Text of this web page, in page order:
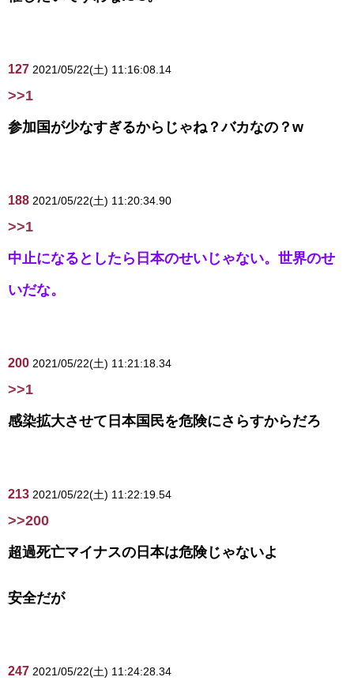
127 2021/05/22(土) 11:16:08.14
>>1
参加国が少なすぎるからじゃね？バカなの？w
188 2021/05/22(土) 11:20:34.90
>>1
中止になるとしたら日本のせいじゃない。世界のせ
いだな。
200 2021/05/22(土) 11:21:18.34
>>1
感染拡大させて日本国民を危険にさらすからだろ
213 2021/05/22(土) 11:22:19.54
>>200
超過死亡マイナスの日本は危険じゃないよ
安全だが
247 2021/05/22(土) 11:24:28.34